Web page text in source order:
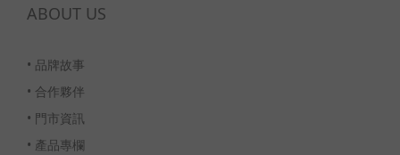
ABOUT US
• 品牌故事
• 合作夥伴
• 門市資訊
• 產品專欄